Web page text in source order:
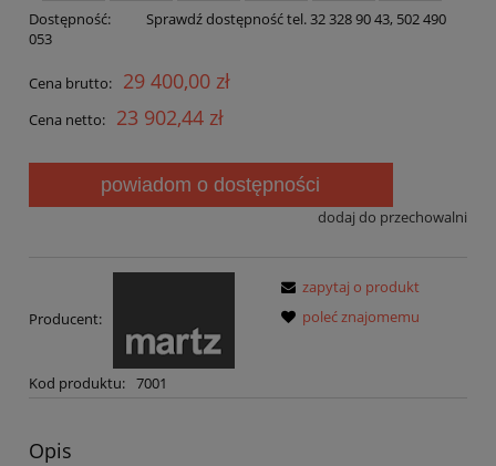
Dostępność:
Sprawdź dostępność tel. 32 328 90 43, 502 490
053
Cena brutto: 29 400,00 zł
Cena netto: 23 902,44 zł
powiadom o dostępności
dodaj do przechowalni
Producent:
Kod produktu: 7001
zapytaj o produkt
poleć znajomemu
Opis